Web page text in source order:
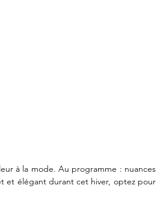
à la mode. Au programme : nuances
et élégant durant cet hiver, optez pour